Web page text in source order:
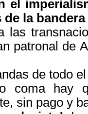
el
de la
las
patronal de
de todo
coma hay
sin pago y